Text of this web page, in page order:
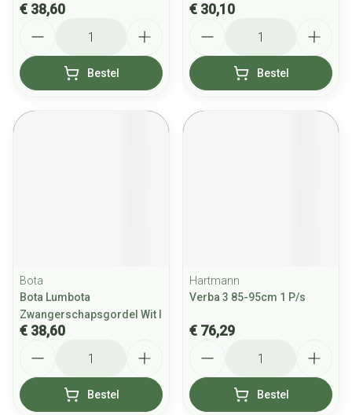
€ 38,60
Bestel
€ 30,10
Bestel
Bota
Bota Lumbota
Zwangerschapsgordel Wit l
€ 38,60
Bestel
Hartmann
Verba 3 85-95cm 1 P/s
€ 76,29
Bestel